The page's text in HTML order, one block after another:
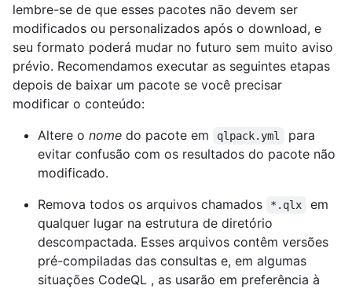
lembre-se de que esses pacotes não devem ser
modificados ou personalizados após o download, e
seu formato poderá mudar no futuro sem muito aviso
prévio. Recomendamos executar as seguintes etapas
depois de baixar um pacote se você precisar
modificar o conteúdo:
Altere o nome do pacote em qlpack.yml
para
evitar confusão com os resultados do pacote não
modificado.
Remova todos os arquivos chamados
*.qlx
em
qualquer lugar na estrutura de diretório
descompactada. Esses arquivos contêm versões
pré-compiladas das consultas e, em algumas
situações CodeQL , as usarão em preferência à